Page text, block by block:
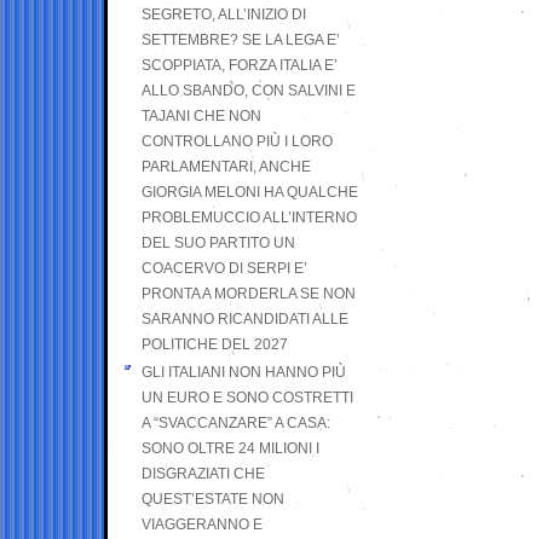
SEGRETO, ALL’INIZIO DI
SETTEMBRE? SE LA LEGA E’
SCOPPIATA, FORZA ITALIA E’
ALLO SBANDO, CON SALVINI E
TAJANI CHE NON
CONTROLLANO PIÙ I LORO
PARLAMENTARI, ANCHE
GIORGIA MELONI HA QUALCHE
PROBLEMUCCIO ALL’INTERNO
DEL SUO PARTITO UN
COACERVO DI SERPI E’
PRONTA A MORDERLA SE NON
SARANNO RICANDIDATI ALLE
POLITICHE DEL 2027
GLI ITALIANI NON HANNO PIÙ
UN EURO E SONO COSTRETTI
A “SVACCANZARE” A CASA:
SONO OLTRE 24 MILIONI I
DISGRAZIATI CHE
QUEST’ESTATE NON
VIAGGERANNO E